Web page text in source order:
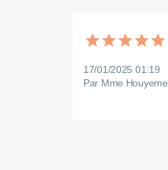
17/01/2025 01:19
Par Mme Houyeme